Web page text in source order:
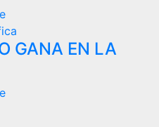
GANA EN LA